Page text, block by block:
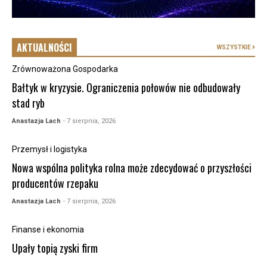
AKTUALNOŚCI WSZYSTKIE
Zrównoważona Gospodarka
Bałtyk w kryzysie. Ograniczenia połowów nie odbudowały
stad ryb
Anastazja Lach - 7 sierpnia, 2026
Przemysł i logistyka
Nowa wspólna polityka rolna może zdecydować o przyszłości
producentów rzepaku
Anastazja Lach - 7 sierpnia, 2026
Finanse i ekonomia
Upały topią zyski firm